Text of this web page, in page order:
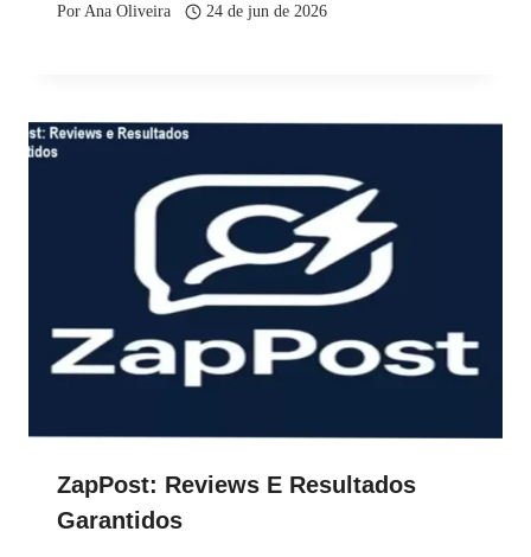
PorAna Oliveira 24 de jun de 2026
ZapPost: Reviews E Resultados
Garantidos